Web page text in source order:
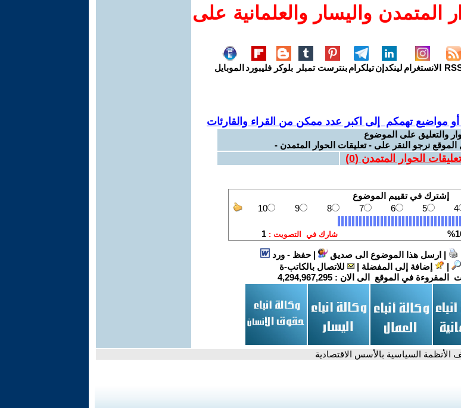
واليسار والعلمانية على
الانستغرام لينكدإنتيلكرامبنترست تمبلر بلوكر فليبورد الموبايل
مواضيع تهمكم إلى اكبر عدد ممكن من القراء والقارئات
والتعليق على الموضوع
الموقع نرجو النقر على - تعليقات الحوار المتمدن -
تعليقات الحوار المتمدن (0
)
| ارسل هذا الموضوع الى صديق |حفظ - ورد
| إضافة إلى المفضلة |
للاتصال بالكاتب-ة
المقروءة في الموقع الى الان :4,294,967,295
الأنظمة السياسية بالأسس الاقتصادية